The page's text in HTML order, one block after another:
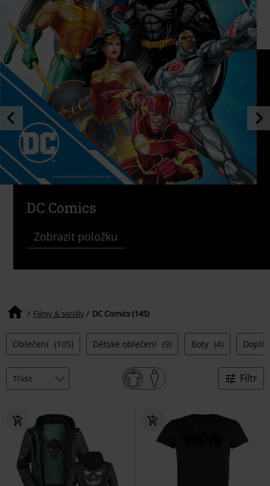
DC Comics
Zobrazit položku
Filmy & seriály DC Comics (145)
Oblečení (105) Dětské oblečení (9) Boty (4)
Filtr